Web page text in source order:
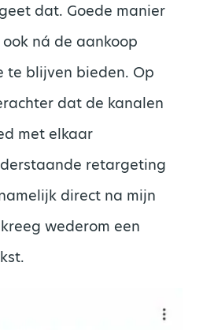
dat. Goede manier
ná de aankoop
te blijven bieden. Op
dat de kanalen
met elkaar
retargeting
direct na mijn
wederom een